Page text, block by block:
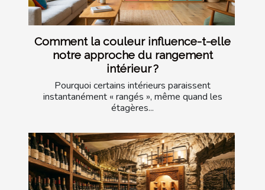
Comment la couleur influence-t-elle
notre approche du rangement
intérieur ?
Pourquoi certains intérieurs paraissent
instantanément « rangés », même quand les
étagères...